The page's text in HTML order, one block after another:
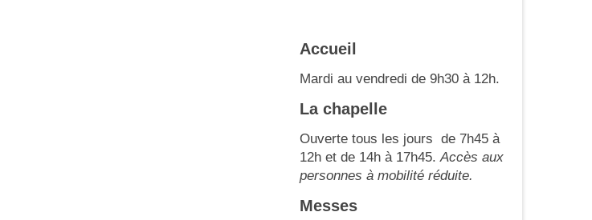
Accueil
Mardi au vendredi de 9h30 à 12h.
La chapelle
Ouverte tous les jours de 7h45 à
12h et de 14h à 17h45.Accès aux
personnes à mobilité réduite.
Messes